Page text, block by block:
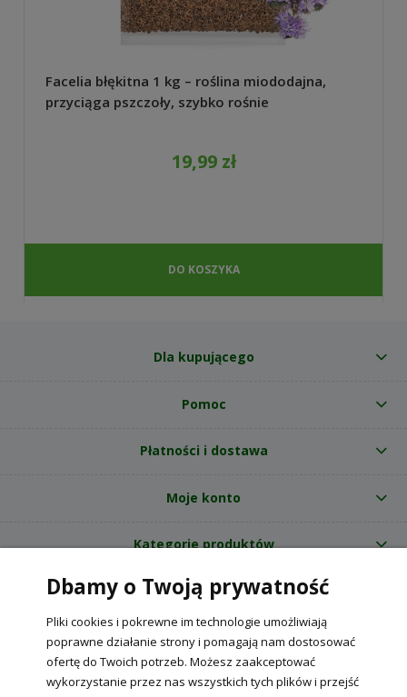
Facelia błękitna 1 kg – roślina miododajna,
przyciąga pszczoły, szybko rośnie
19,99 zł
DO KOSZYKA
Dla kupującego
Pomoc
Płatności i dostawa
Moje konto
Kategorie produktów
O nas
Internetowy sklep ogrodniczy z nasionami RajOgrodnika.pl
NIP: 6090037061, REGON: 260240470 | Czarnca, ul. Tęczowa 31, 29-100
Włoszczowa
Dbamy o Twoją prywatność
Pliki cookies i pokrewne im technologie umożliwiają
poprawne działanie strony i pomagają nam dostosować
ofertę do Twoich potrzeb. Możesz zaakceptować
wykorzystanie przez nas wszystkich tych plików i przejść